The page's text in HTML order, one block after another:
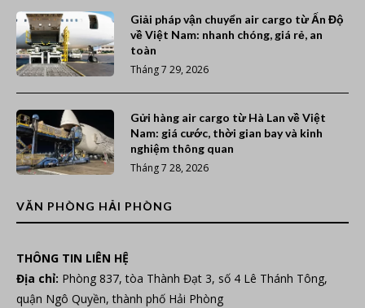
Giải pháp vận chuyển air cargo từ Ấn Độ
về Việt Nam: nhanh chóng, giá rẻ, an
toàn
Tháng 7 29, 2026
Gửi hàng air cargo từ Hà Lan về Việt
Nam: giá cước, thời gian bay và kinh
nghiệm thông quan
Tháng 7 28, 2026
VĂN PHÒNG HẢI PHÒNG
THÔNG TIN LIÊN HỆ
Địa chỉ: Phòng 837, tòa Thành Đạt 3, số 4 Lê Thánh Tông,
quận Ngô Quyền, thành phố Hải Phòng